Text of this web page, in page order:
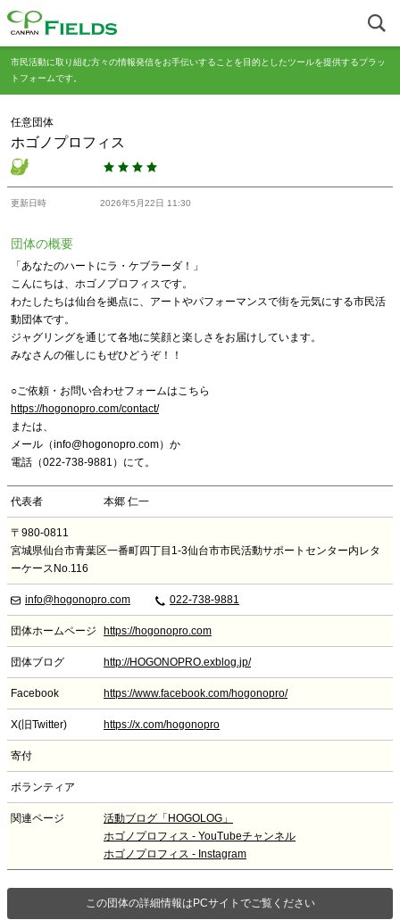
市民活動に取り組む方々の情報発信をお手伝いすることを目的としたツールを提供するプラッ
トフォームです。
任意団体
ホゴノプロフィス
更新日時 2026年5月22日 11:30
団体の概要
「あなたのハートにラ・ケブラーダ！」
こんにちは、ホゴノプロフィスです。
わたしたちは仙台を拠点に、アートやパフォーマンスで街を元気にする市民活
動団体です。
ジャグリングを通じて各地に笑顔と楽しさをお届けしています。
みなさんの催しにもぜひどうぞ！！
○ご依頼・お問い合わせフォームはこちら
https://hogonopro.com/contact/
または、
メール（info@hogonopro.com）か
電話（022-738-9881）にて。
代表者 本郷 仁一
〒980-0811
宮城県仙台市青葉区一番町四丁目1-3仙台市市民活動サポートセンター内レタ
ーケースNo.116
info@hogonopro.com 022-738-9881
団体ホームページ https://hogonopro.com
団体ブログ http://HOGONOPRO.exblog.jp/
Facebook https://www.facebook.com/hogonopro/
X(旧Twitter) https://x.com/hogonopro
寄付
ボランティア
関連ページ
活動ブログ「HOGOLOG」
ホゴノプロフィス - YouTubeチャンネル
ホゴノプロフィス - Instagram
この団体の詳細情報はPCサイトでご覧ください